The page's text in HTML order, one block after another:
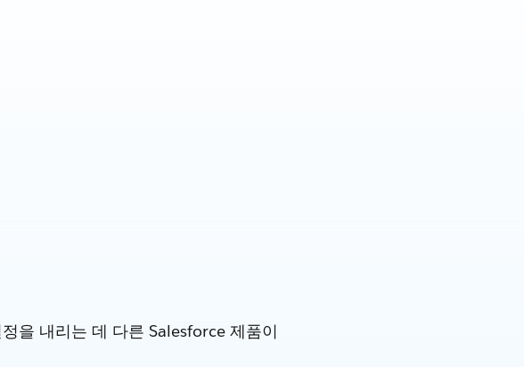
을 내리는 데 다른 Salesforce 제품이